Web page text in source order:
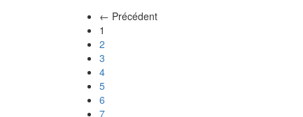
← Précédent
1
2
3
4
5
6
7